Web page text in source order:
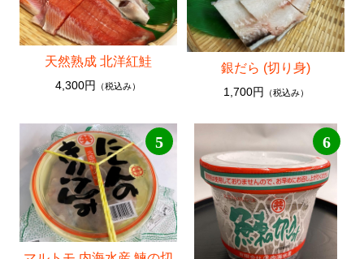
天然熟成 北洋紅鮭
4,300円 （税込み）
銀だら (切り身)
1,700円 （税込み）
5 6